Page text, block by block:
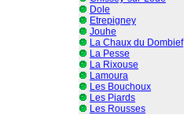
Dole
Etrepigney
Jouhe
La Chaux du Dombief
La Pesse
La Rixouse
Lamoura
Les Bouchoux
Les Piards
Les Rousses